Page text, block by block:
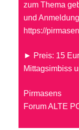
zum Thema
und
https://
► Preis: 15
Mittagsimbiss
Pirmasens
Forum ALTE